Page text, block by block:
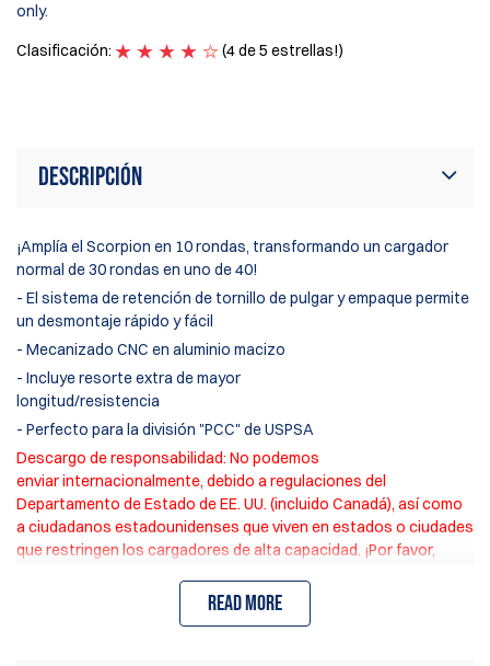
only.
Clasificación:
(4 de 5 estrellas!)
Descripción
¡Amplía el Scorpion en 10 rondas, transformando un cargador
normal de 30 rondas en uno de 40!
- El sistema de retención de tornillo de pulgar y empaque permite
un desmontaje rápido y fácil
- Mecanizado CNC en aluminio macizo
- Incluye resorte extra de mayor
longitud/resistencia
- Perfecto para la división "PCC" de USPSA
Descargo de responsabilidad: No podemos
enviarinternacionalmente, debido a regulaciones del
Departamento de Estado de EE. UU. (incluido Canadá), así como
a ciudadanos estadounidenses que viven en estados o ciudades
que restringen los cargadores de alta capacidad. ¡Por favor,
Read more